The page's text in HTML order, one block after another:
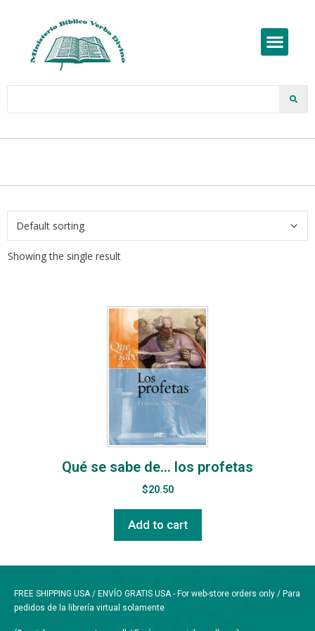
Showing the single result
Qué se sabe de… los profetas
$20.50
Add to cart
FREE SHIPPING USA / ENVÍO GRATIS USA - For web-store orders only / Para
pedidos de la librería virtual solamente